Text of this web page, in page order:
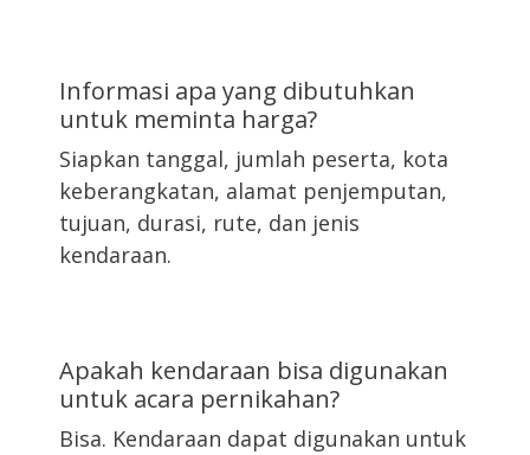
Informasi apa yang dibutuhkan
untuk meminta harga?
Siapkan tanggal, jumlah peserta, kota
keberangkatan, alamat penjemputan,
tujuan, durasi, rute, dan jenis
kendaraan.
Apakah kendaraan bisa digunakan
untuk acara pernikahan?
Bisa. Kendaraan dapat digunakan untuk